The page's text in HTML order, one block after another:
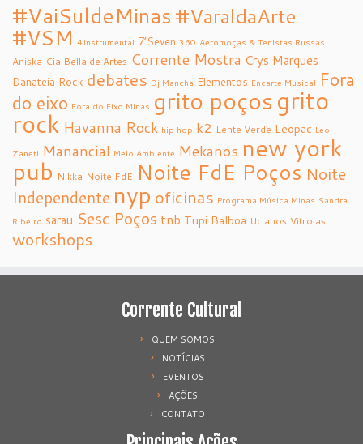
#VaiSuldeMinas #VaraldaArte
#VSM 4Instrumental 7’Seven 360 Aeromoças & Tenistas Russas
Aniska Cia Bella de Artes Corrente Mostra Crys Marques
Danateia Rock debates Dj Mancha Elementos Encarte Musical Fora
do eixo Fora do Eixo Minas grito poçosgrito
rock Havanna Rock hip hop k2 Lente Verde Leopac Leo
Zaneti Manancial Meio Ambiente Mekanos new york
pub Nikka Noite FdE Noite FdE Poços Noite
Independente nyp oficinas Programa Música Minas Sandra
Ribeiro sarau Sesc Poços tnb Tupi Balboa Uclanos Vitrolas
workshops
Corrente Cultural
QUEM SOMOS
NOTÍCIAS
EVENTOS
AÇÕES
CONTATO